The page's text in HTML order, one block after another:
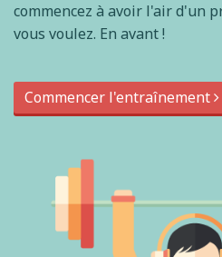
commencez à avoir l'air d'un
vous voulez. En avant !
Commencer l'entraînement